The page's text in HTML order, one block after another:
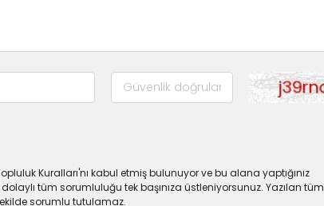
Kuralları'nı kabul etmiş bulunuyor ve bu alana yaptığınız
tüm sorumluluğu tek başınıza üstleniyorsunuz. Yazılan tüm
sorumlu tutulamaz.